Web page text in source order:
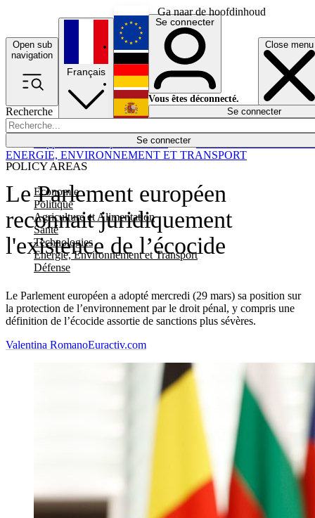
Ga naar de hoofdinhoud
Open sub
navigation
Close menu
Recherche
Se connecter
POLICY AREAS
Economie
Politique
Agriculture et Alimentation
Santé
Technologies
Energie, Environnement et Transport
Défense
Économie
Français
English
Deutsch
Español
Se connecter
Vous êtes déconnecté.
Se connecter
Le Parlement européen
reconnait juridiquement
l'existence de l’écocide
Le Parlement européen a adopté mercredi (29 mars) sa position sur
la protection de l’environnement par le droit pénal, y compris une
définition de l’écocide assortie de sanctions plus sévères.
ENERGIE, ENVIRONNEMENT ET TRANSPORT
Valentina RomanoEuractiv.com